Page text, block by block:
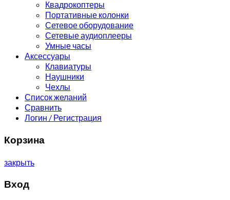
Квадрокоптеры
Портативные колонки
Сетевое оборудование
Сетевые аудиоплееры
Умные часы
Аксессуары
Клавиатуры
Наушники
Чехлы
Список желаний
Сравнить
Логин / Регистрация
Корзина
закрыть
Вход